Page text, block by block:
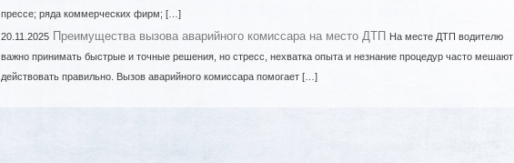
прессе; ряда коммерческих фирм; […]
20.11.2025 Преимущества вызова аварийного комиссара на место ДТП На месте ДТП водителю
важно принимать быстрые и точные решения, но стресс, нехватка опыта и незнание процедур часто мешают
действовать правильно. Вызов аварийного комиссара помогает […]